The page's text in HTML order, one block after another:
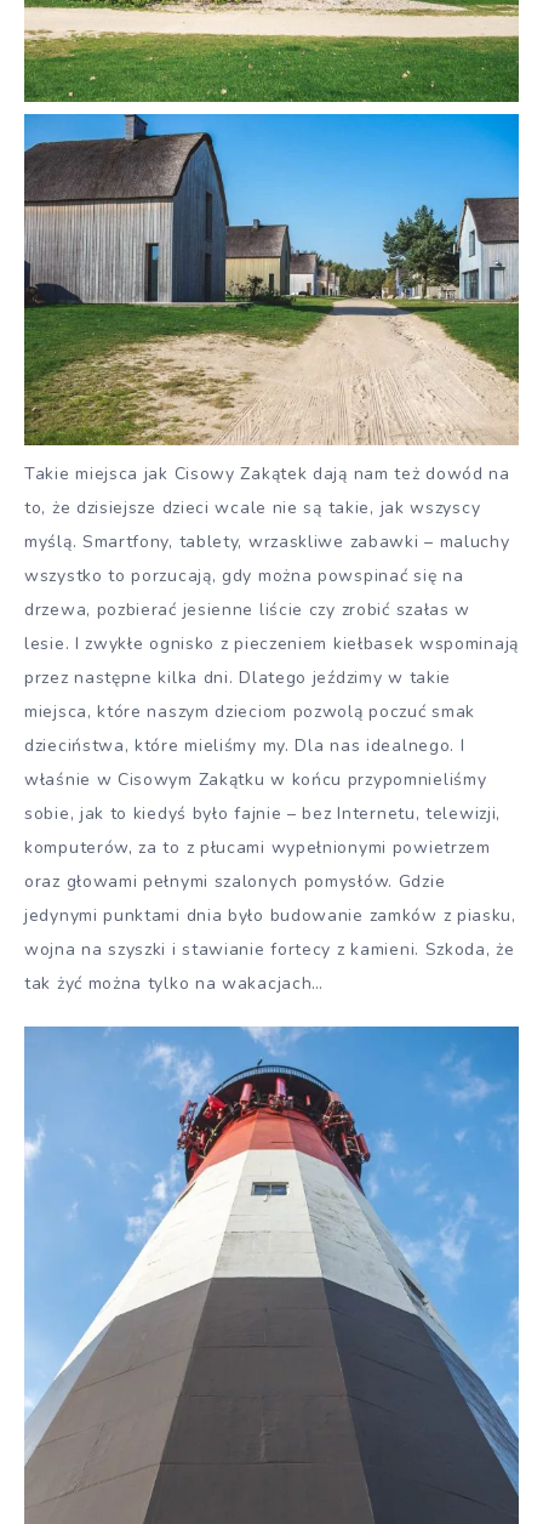
Takie miejsca jak Cisowy Zakątek dają nam też dowód na
to, że dzisiejsze dzieci wcale nie są takie, jak wszyscy
myślą. Smartfony, tablety, wrzaskliwe zabawki – maluchy
wszystko to porzucają, gdy można powspinać się na
drzewa, pozbierać jesienne liście czy zrobić szałas w
lesie. I zwykłe ognisko z pieczeniem kiełbasek wspominają
przez następne kilka dni. Dlatego jeździmy w takie
miejsca, które naszym dzieciom pozwolą poczuć smak
dzieciństwa, które mieliśmy my. Dla nas idealnego. I
właśnie w Cisowym Zakątku w końcu przypomnieliśmy
sobie, jak to kiedyś było fajnie – bez Internetu, telewizji,
komputerów, za to z płucami wypełnionymi powietrzem
oraz głowami pełnymi szalonych pomysłów. Gdzie
jedynymi punktami dnia było budowanie zamków z piasku,
wojna na szyszki i stawianie fortecy z kamieni. Szkoda, że
tak żyć można tylko na wakacjach…